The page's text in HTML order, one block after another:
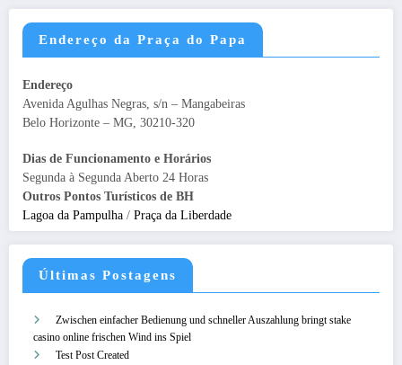
Endereço da Praça do Papa
Endereço
Avenida Agulhas Negras, s/n – Mangabeiras
Belo Horizonte – MG, 30210-320
Dias de Funcionamento e Horários
Segunda à Segunda Aberto 24 Horas
Outros Pontos Turísticos de BH
Lagoa da Pampulha / Praça da Liberdade
Últimas Postagens
Zwischen einfacher Bedienung und schneller Auszahlung bringt stake
casino online frischen Wind ins Spiel
Test Post Created